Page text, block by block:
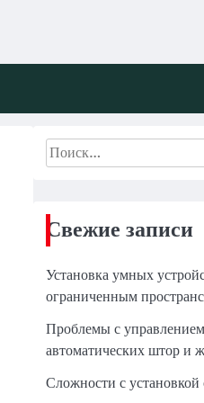
Найти:
Свежие записи
Установка умных
ограниченным
Проблемы с
автоматических штор и
Сложности с